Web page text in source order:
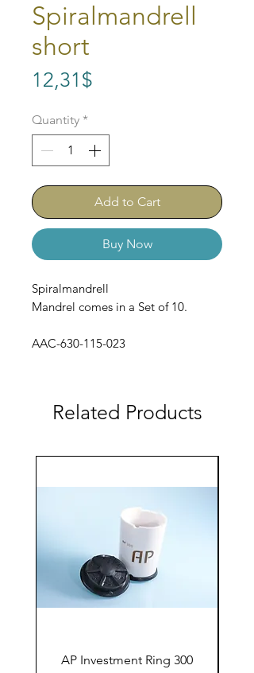
Spiralmandrell
short
12,31$
Quantity *
Add to Cart
Buy Now
Spiralmandrell
Mandrel comes in a Set of 10.
AAC-630-115-023
Related Products
AP Investment Ring 300